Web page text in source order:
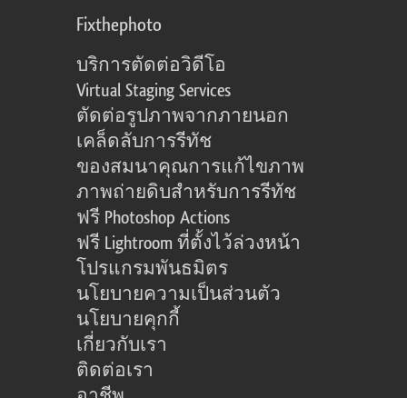
Fixthephoto
บริการตัดต่อวิดีโอ
Virtual Staging Services
ตัดต่อรูปภาพจากภายนอก
เคล็ดลับการรีทัช
ของสมนาคุณการแก้ไขภาพ
ภาพถ่ายดิบสำหรับการรีทัช
ฟรี Photoshop Actions
ฟรี Lightroom ที่ตั้งไว้ล่วงหน้า
โปรแกรมพันธมิตร
นโยบายความเป็นส่วนตัว
นโยบายคุกกี้
เกี่ยวกับเรา
ติดต่อเรา